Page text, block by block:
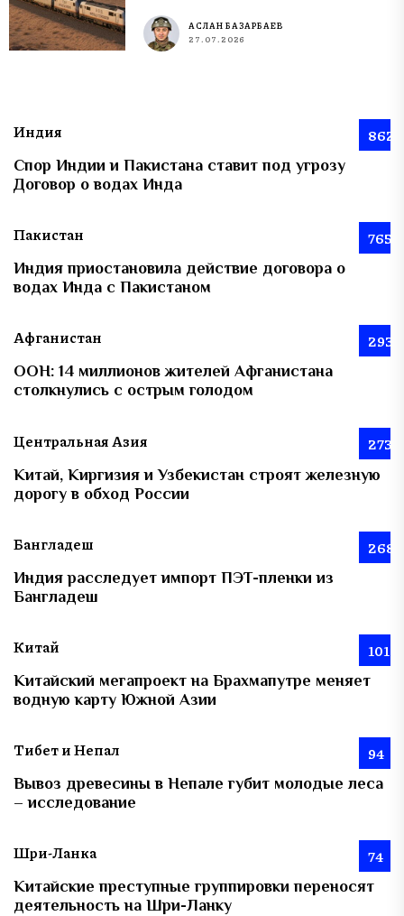
АСЛАН БАЗАРБАЕВ
27.07.2026
Индия 862
Спор Индии и Пакистана ставит под угрозу
Договор о водах Инда
Пакистан 765
Индия приостановила действие договора о
водах Инда с Пакистаном
Афганистан 293
ООН: 14 миллионов жителей Афганистана
столкнулись с острым голодом
Центральная Азия 273
Китай, Киргизия и Узбекистан строят железную
дорогу в обход России
Бангладеш 268
Индия расследует импорт ПЭТ-пленки из
Бангладеш
Китай 101
Китайский мегапроект на Брахмапутре меняет
водную карту Южной Азии
Тибет и Непал 94
Вывоз древесины в Непале губит молодые леса
– исследование
Шри-Ланка 74
Китайские преступные группировки переносят
деятельность на Шри-Ланку